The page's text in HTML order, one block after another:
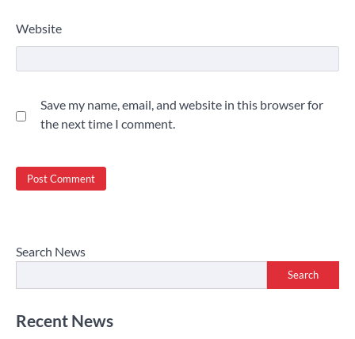
Website
Save my name, email, and website in this browser for
the next time I comment.
Search News
Search
Recent News